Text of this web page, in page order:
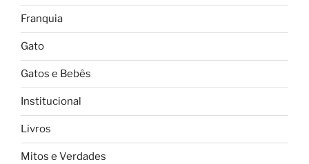
Franquia
Gato
Gatos e Bebês
Institucional
Livros
Mitos e Verdades